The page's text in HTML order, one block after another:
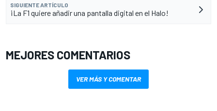
SIGUIENTE ARTÍCULO
¡La F1 quiere añadir una pantalla digital en el Halo!
MEJORES COMENTARIOS
VER MÁS Y COMENTAR